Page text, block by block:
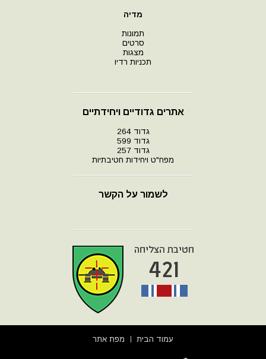
מדיה
תמונות
סרטים
מצגות
תכניות רדיו
אתרים גדודיים ויחידתיים
גדוד 264
גדוד 599
גדוד 257
מפח"ט ויחידות חטיבתיות
לשמור על הקשר
עמוד הבית מפת אתר